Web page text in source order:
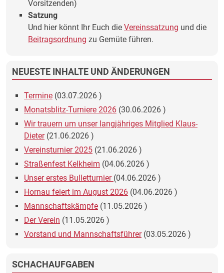
Vorsitzenden)
Satzung
Und hier könnt Ihr Euch die Vereinssatzung und die
Beitragsordnung zu Gemüte führen.
NEUESTE INHALTE UND ÄNDERUNGEN
Termine (03.07.2026 )
Monatsblitz-Turniere 2026 (30.06.2026 )
Wir trauern um unser langjähriges Mitglied Klaus-
Dieter(21.06.2026 )
Vereinsturnier 2025 (21.06.2026 )
Straßenfest Kelkheim (04.06.2026 )
Unser erstes Bulletturnier (04.06.2026 )
Hornau feiert im August 2026 (04.06.2026 )
Mannschaftskämpfe (11.05.2026 )
Der Verein (11.05.2026 )
Vorstand und Mannschaftsführer(03.05.2026 )
SCHACHAUFGABEN